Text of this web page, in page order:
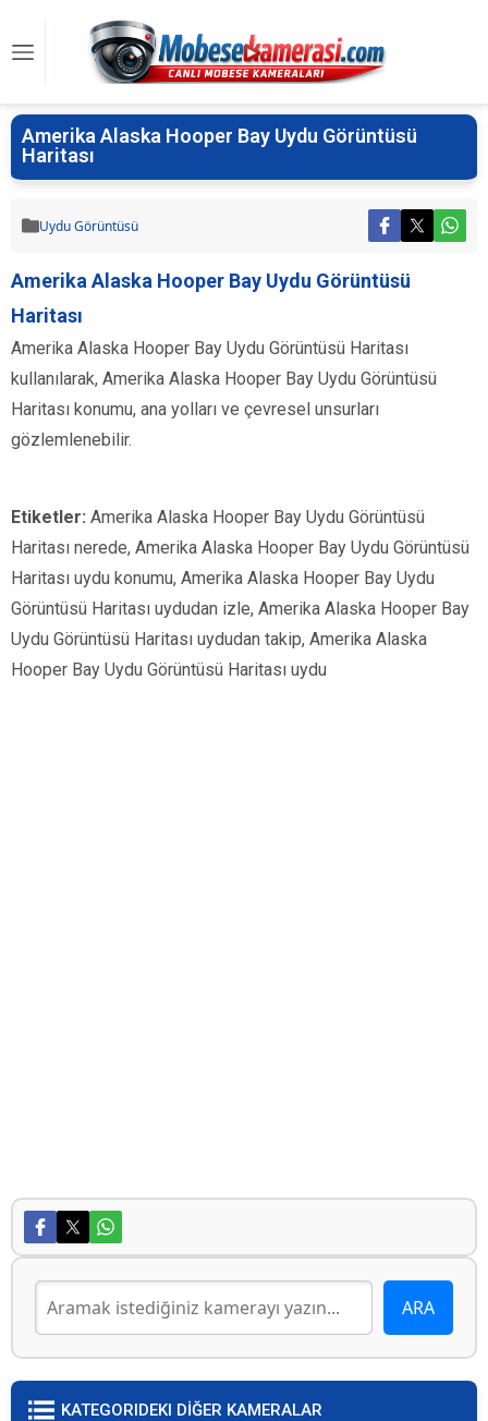
Amerika Alaska Hooper Bay Uydu Görüntüsü
Haritası
Uydu Görüntüsü
Amerika Alaska Hooper Bay Uydu Görüntüsü
Haritası
Amerika Alaska Hooper Bay Uydu Görüntüsü Haritası
kullanılarak, Amerika Alaska Hooper Bay Uydu Görüntüsü
Haritası konumu, ana yolları ve çevresel unsurları
gözlemlenebilir.
Etiketler: Amerika Alaska Hooper Bay Uydu Görüntüsü
Haritası nerede, Amerika Alaska Hooper Bay Uydu Görüntüsü
Haritası uydu konumu, Amerika Alaska Hooper Bay Uydu
Görüntüsü Haritası uydudan izle, Amerika Alaska Hooper Bay
Uydu Görüntüsü Haritası uydudan takip, Amerika Alaska
Hooper Bay Uydu Görüntüsü Haritası uydu
KATEGORIDEKI DİĞER KAMERALAR